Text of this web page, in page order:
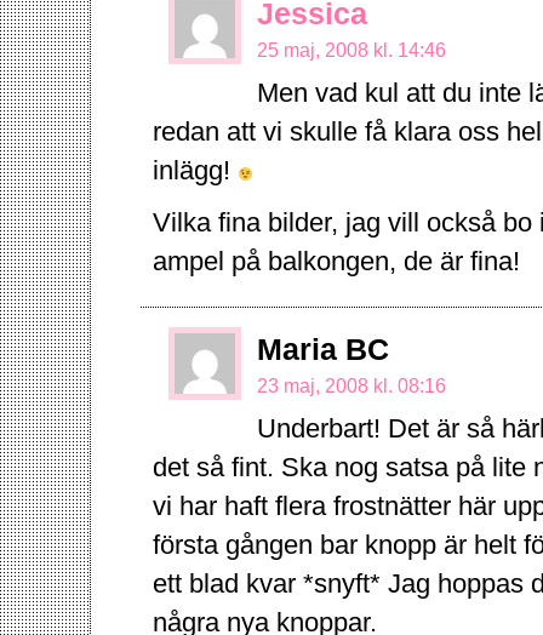
Jessica
25 maj, 2008 kl. 14:46
Men vad kul att du inte
redan att vi skulle få klara oss
inlägg!
Vilka fina bilder, jag vill också
ampel på balkongen, de är fina!
Maria BC
23 maj, 2008 kl. 08:16
Underbart! Det är så
det så fint. Ska nog satsa på lite
vi har haft flera frostnätter här
första gången bar knopp är helt
ett blad kvar *snyft* Jag hoppas
några nya knoppar.